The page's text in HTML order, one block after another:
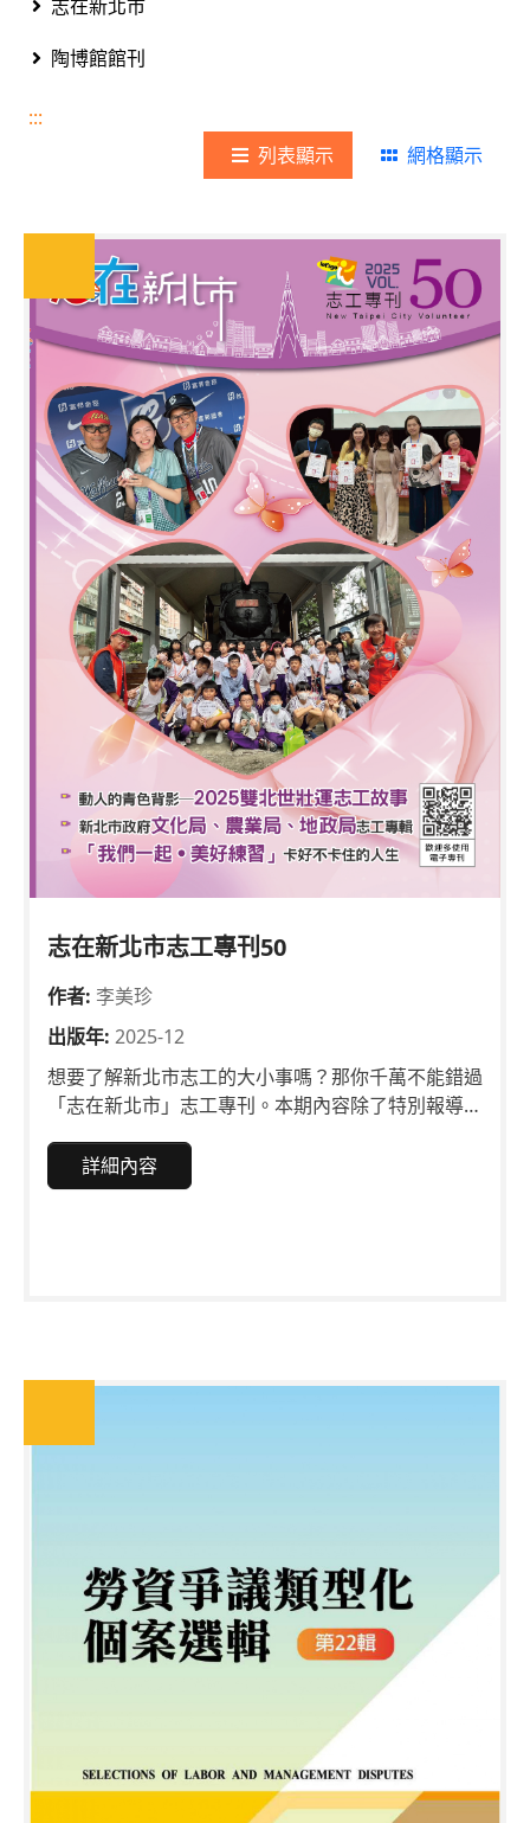
志在新北市
陶博館館刊
:::
列表顯示
網格顯示
志在新北市志工專刊50
作者: 李美珍
出版年: 2025-12
想要了解新北市志工的大小事嗎？那你千萬不能錯過
「志在新北市」志工專刊。本期內容除了特別報導在
投稿「日久他鄉是故鄉-擔任新北市立圖書館新住民
志工的心路歷程」、「陪伴，是最溫柔的力量」、
詳細內容